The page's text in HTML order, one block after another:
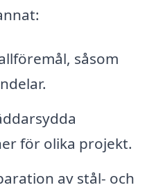
såsom
för olika projekt.
av stål- och